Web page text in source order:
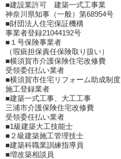
■建設業許可 建築一式工事業
神奈川県知事（一般）第68954号
■財団法人住宅保証機構
事業者登録21044192号
■１号保険事業者
（瑕疵担保責任保険取り扱い）
■横須賀市介護保険住宅改修費
受領委任払い業者
■横須賀市住宅リフォーム助成制度
施工登録業者
■建築一式工事、大工工事
三浦市介護保険住宅改修費
受領委任払い業者
■1級建築大工技能士
■２級建築施工管理技士
■建築科職業訓練指導員
■増改築相談員